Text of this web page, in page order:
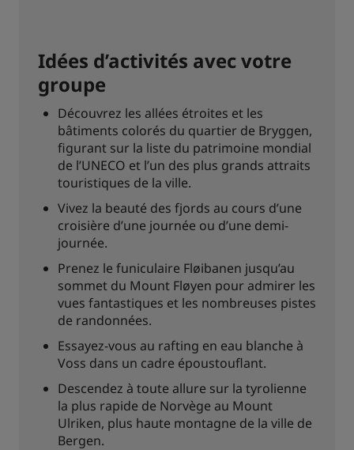
Idées d’activités avec votre
groupe
Découvrez les allées étroites et les
bâtiments colorés du quartier de Bryggen,
figurant sur la liste du patrimoine mondial
de l’UNECO et l’un des plus grands attraits
touristiques de la ville.
Vivez la beauté des fjords au cours d’une
croisière d’une journée ou d’une demi-
journée.
Prenez le funiculaire Fløibanen jusqu’au
sommet du Mount Fløyen pour admirer les
vues fantastiques et les nombreuses pistes
de randonnées.
Essayez-vous au rafting en eau blanche à
Voss dans un cadre époustouflant.
Descendez à toute allure sur la tyrolienne
la plus rapide de Norvège au Mount
Ulriken, plus haute montagne de la ville de
Bergen.